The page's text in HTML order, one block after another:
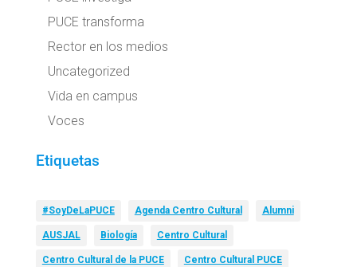
PUCE transforma
Rector en los medios
Uncategorized
Vida en campus
Voces
Etiquetas
#SoyDeLaPUCE Agenda Centro Cultural Alumni
AUSJAL Biología Centro Cultural
Centro Cultural de la PUCE Centro Cultural PUCE